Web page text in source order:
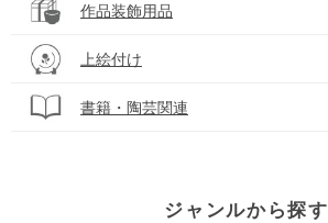
作品装飾用品
上絵付け
書籍・陶芸関連
ジャンルから探す